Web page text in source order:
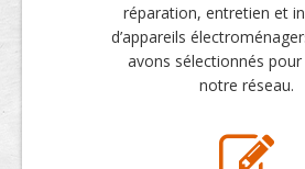
réparation, entretien et
d’appareils
avons sélectionnés
notre réseau.